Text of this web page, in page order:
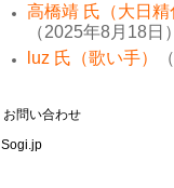
高橋靖 氏（大日精
（2025年8月18日）
luz 氏（歌い手）
お問い合わせ
Sogi.jp